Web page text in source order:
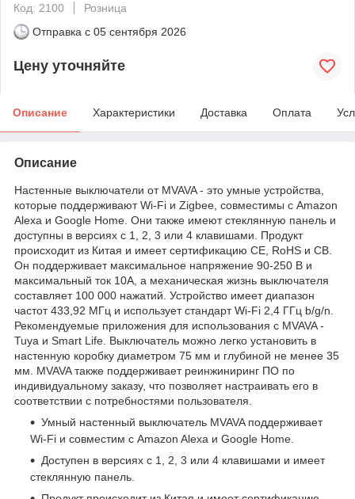
Код: 2100
Розница
Отправка с 05 сентября 2026
Цену уточняйте
Описание Характеристики Доставка Оплата
Описание
Настенные выключатели от MVAVA - это умные устройства,
которые поддерживают Wi-Fi и Zigbee, совместимы с Amazon
Alexa и Google Home. Они также имеют стеклянную панель и
доступны в версиях с 1, 2, 3 или 4 клавишами. Продукт
происходит из Китая и имеет сертификацию CE, RoHS и CB.
Он поддерживает максимальное напряжение 90-250 В и
максимальный ток 10A, а механическая жизнь выключателя
составляет 100 000 нажатий. Устройство имеет диапазон
частот 433,92 МГц и использует стандарт Wi-Fi 2,4 ГГц b/g/n.
Рекомендуемые приложения для использования с MVAVA -
Tuya и Smart Life. Выключатель можно легко установить в
настенную коробку диаметром 75 мм и глубиной не менее 35
мм. MVAVA также поддерживает реинжиниринг ПО по
индивидуальному заказу, что позволяет настраивать его в
соответствии с потребностями пользователя.
Умный настенный выключатель MVAVA поддерживает
Wi-Fi и совместим с Amazon Alexa и Google Home.
Доступен в версиях с 1, 2, 3 или 4 клавишами и имеет
стеклянную панель.